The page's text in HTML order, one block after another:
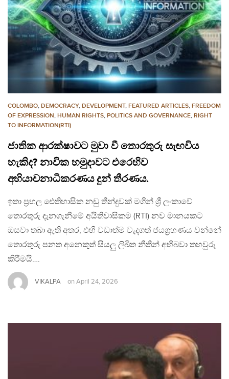
COLOMBO, DEMOCRACY, DEVELOPMENT, FEATURED ARTICLES, FREEDOM
OF EXPRESSION, HUMAN RIGHTS, POLITICS AND GOVERNANCE, RIGHT
TO INFORMATION(RTI)
ජාතික ආරක්ෂාවට මුවා වී තොරතුරු සැඟවිය
හැකිද? නාවික හමුදාවට එරෙහිව
අභියාචනාධිකරණය දුන් තීරණය.
ඉතා ප්‍රභල ඓතිහාසික නඩු තීන්දුවක් මගින් ශ්‍රී ලංකාවේ
තොරතුරු දැනගැනීමේ අයිතිවාසිකම (RTI) නව මානයකට
ඔසවා තබා ඇති අතර, එහි වඩාත්ම වැදගත් ජයග්‍රහණය වන්නේ
තොරතුරු පනත අනෙකුත් සියලු ලිඛිත නීතීන් අභිබවා තහවුරු
කිරීමයි….
VIKALPA on April 24, 2026